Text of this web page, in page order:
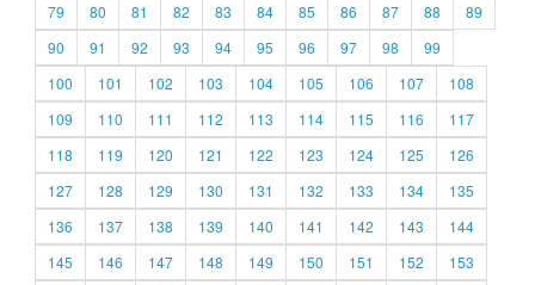
79
80 81 82 83 84 85 86 87 88
89
90
91 92 93 94 95 96 97 98
99
100
101 102 103 104 105 106 107
108
109
110 111 112 113 114 115 116
117
118
119 120 121 122 123 124 125
126
127
128 129 130 131 132 133 134
135
136
137 138 139 140 141 142 143
144
145
146 147 148 149 150 151 152
153